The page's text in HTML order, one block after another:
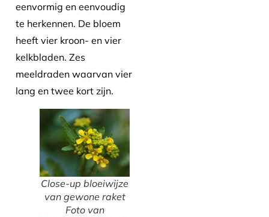
eenvormig en eenvoudig
te herkennen. De bloem
heeft vier kroon- en vier
kelkbladen. Zes
meeldraden waarvan vier
lang en twee kort zijn.
Close-up bloeiwijze
van gewone raket
Foto van